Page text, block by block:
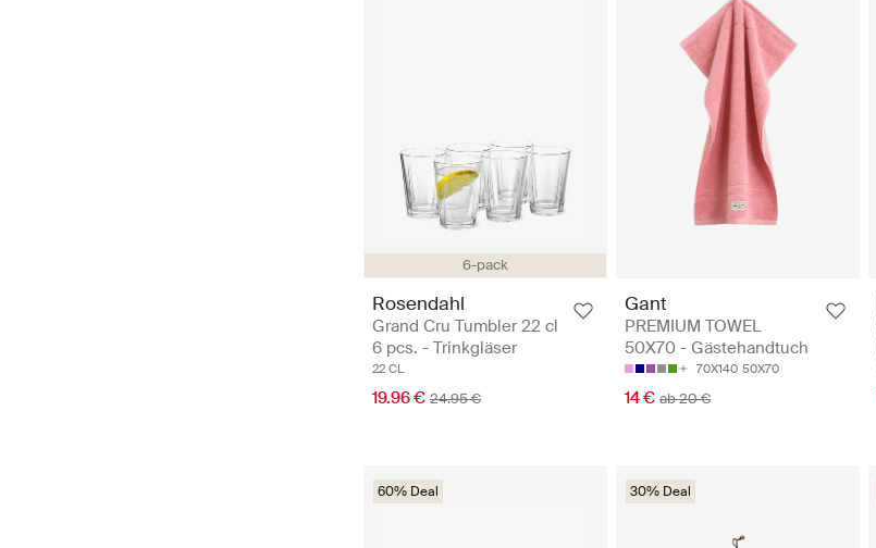
6-pack
Rosendahl
Grand Cru Tumbler 22 cl
6 pcs. - Trinkgläser
22 CL
19.96 € 24.95 €
Gant
PREMIUM TOWEL
50X70 - Gästehandtuch
70X140 50X70
14 € ab 20 €
60% Deal 30% Deal